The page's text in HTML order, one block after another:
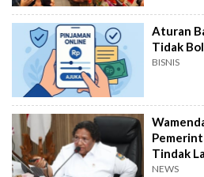
Aturan
Tidak
BISNIS
Tindak
Makanan
NEWS